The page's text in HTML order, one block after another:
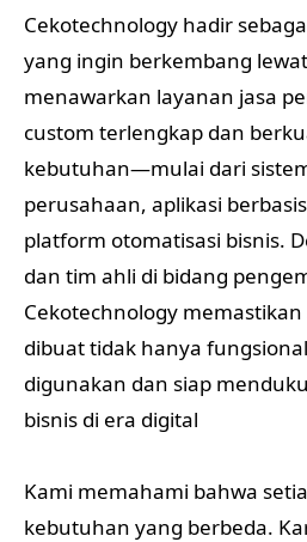
Cekotechnology hadir
yang ingin berkembang
menawarkan layanan jasa
custom terlengkap dan
kebutuhan—mulai dari
perusahaan, aplikasi
platform otomatisasi bisnis.
dan tim ahli di bidang
Cekotechnology
dibuat tidak hanya
digunakan dan siap
bisnis di era digital
Kami memahami bahwa
kebutuhan yang berbeda.